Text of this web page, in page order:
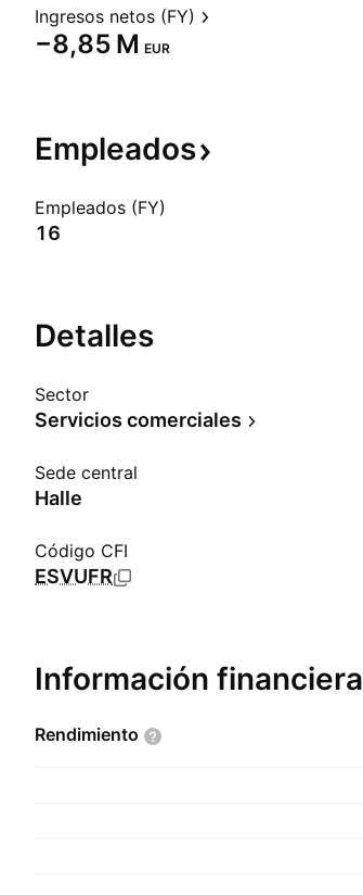
Ingresos netos (FY)
‪−8,85 M‬ EUR
Empleados
Empleados (FY)
16
Detalles
Sector
Servicios comerciales
Sede central
Halle
Código CFI
ESVUFR
Información financiera
Rendimiento